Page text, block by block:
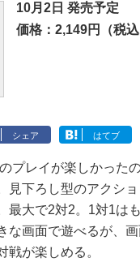
10月2日 発売予定
価格：2,149円（税込
シェア はてブ
プレイが楽しかった
見下ろし型のアクシ
最大で2対2。1対1は
な画面で遊べるが、
戦が楽しめる。